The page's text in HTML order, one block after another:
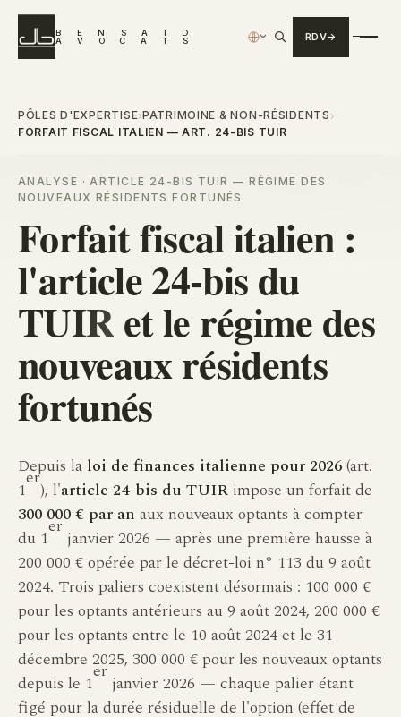
B E N S A I
D
A
V O C A T S › RDV
PÔLES D'EXPERTISE›PATRIMOINE & NON-RÉSIDENTS ›
FORFAIT FISCAL ITALIEN — ART. 24-BIS TUIR
ANALYSE · ARTICLE 24-BIS TUIR — RÉGIME DES
NOUVEAUX RÉSIDENTS FORTUNÉS
Forfait fiscal italien :
l'article 24-bis du
TUIRet le régime des
nouveaux résidents
fortunés
Depuis la loi de finances italienne pour 2026(art.
1
er
), l'article 24-bis du TUIR impose un forfait de
300 000 € par an aux nouveaux optants à compter
du 1
er
janvier 2026 — après une première hausse à
200 000 € opérée par le décret-loi n° 113 du 9 août
2024. Trois paliers coexistent désormais : 100 000 €
pour les optants antérieurs au 9 août 2024, 200 000 €
pour les optants entre le 10 août 2024 et le 31
décembre 2025, 300 000 € pour les nouveaux optants
depuis le 1
er
janvier 2026 — chaque palier étant
figé pour la durée résiduelle de l'option (effet de